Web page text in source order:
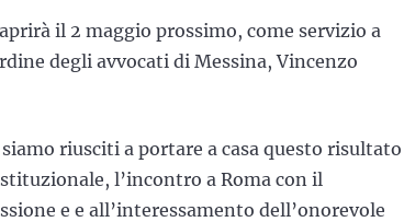
il 2 maggio prossimo, come servizio a
degli avvocati di Messina, Vincenzo
riusciti a portare a casa questo risultato
l’incontro a Roma con il
e e all’interessamento dell’onorevole